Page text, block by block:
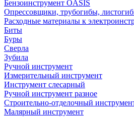
Бензоинструмент OASIS
Опрессовщики, трубогибы,
Расходные материалы к
Биты
Буры
Сверла
Зубила
Ручной инструмент
Измерительный инструмент
Инструмент слесарный
Ручной инструмент разное
Строительно-отделочный
Малярный инструмент